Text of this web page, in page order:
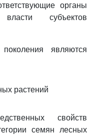
органы
субъектов
являются
растений
свойств
семян лесных